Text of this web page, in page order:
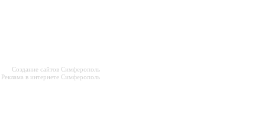
Создание сайтов Симферополь
Реклама в интернете Симферополь